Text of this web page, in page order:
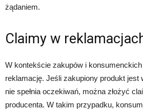
żądaniem.
Claimy w
W kontekście zakupów i
reklamację. Jeśli zakupiony produkt jest
nie spełnia oczekiwań, można złożyć
producenta. W takim przypadku,